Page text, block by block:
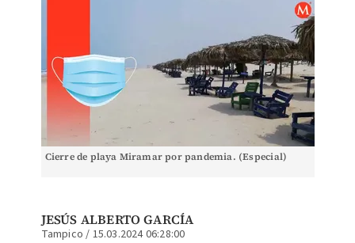
Cierre de playa Miramar por pandemia. (Especial)
JESÚS ALBERTO GARCÍA
Tampico / 15.03.2024 06:28:00